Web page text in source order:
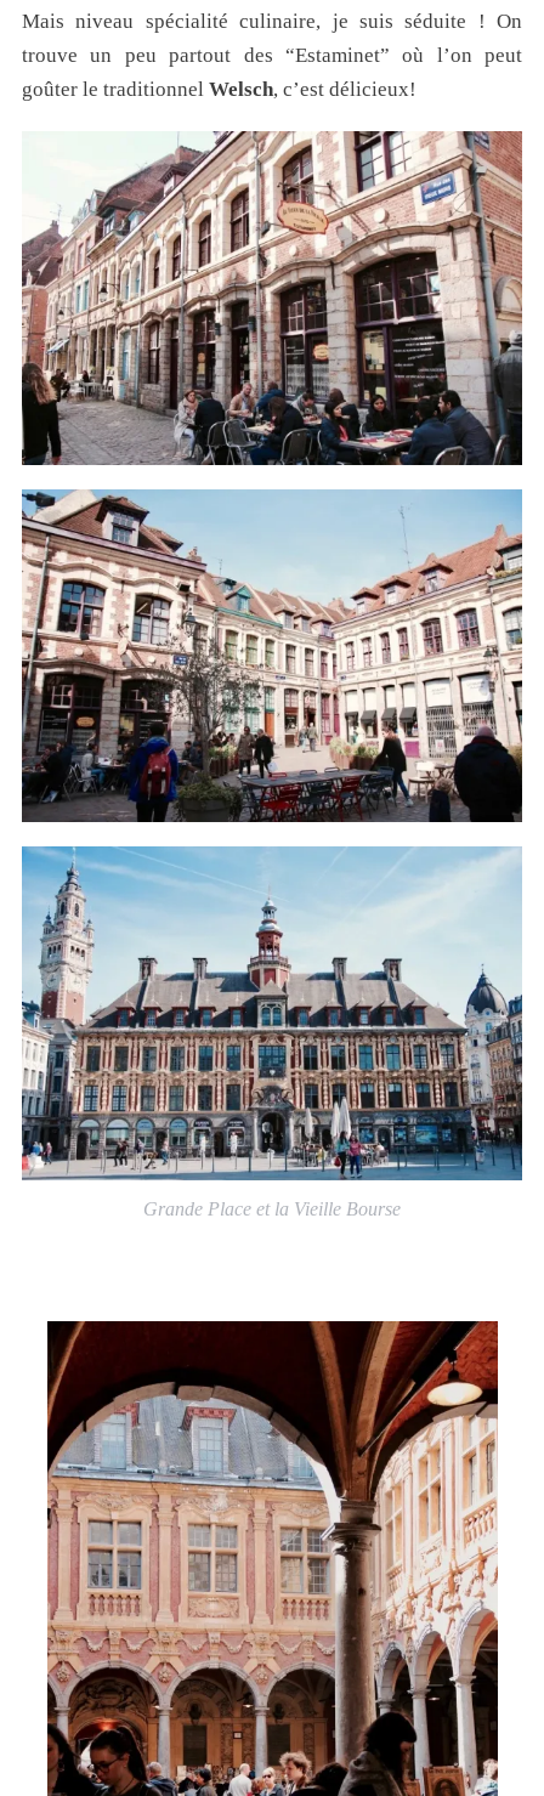
Mais niveau spécialité culinaire, je suis séduite ! On
trouve un peu partout des “Estaminet” où l’on peut
goûter le traditionnel Welsch, c’est délicieux!
Grande Place et la Vieille Bourse